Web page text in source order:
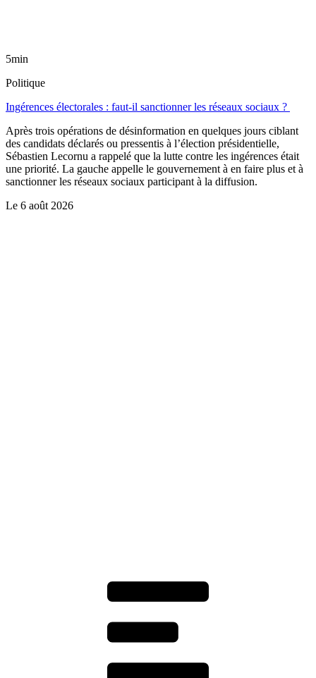
5min
Politique
Ingérences électorales : faut-il sanctionner les réseaux sociaux ?
Après trois opérations de désinformation en quelques jours ciblant
des candidats déclarés ou pressentis à l’élection présidentielle,
Sébastien Lecornu a rappelé que la lutte contre les ingérences était
une priorité. La gauche appelle le gouvernement à en faire plus et à
sanctionner les réseaux sociaux participant à la diffusion.
Le 6 août 2026